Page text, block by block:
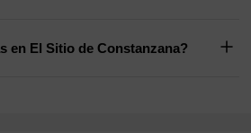
en El Sitio de Constanzana?